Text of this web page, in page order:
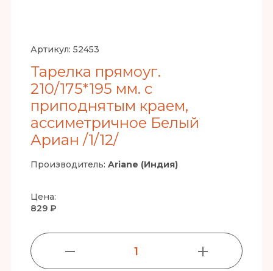
Артикул: 52453
Тарелка прямоуг.
210/175*195 мм. с
приподнятым краем,
ассиметричное Белый
Ариан /1/12/
Производитель: Ariane (Индия)
Цена:
829 ₽
1